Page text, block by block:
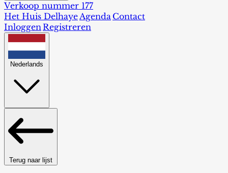
Verkoop nummer 177
Het Huis DelhayeAgenda Contact
InloggenRegistreren
Nederlands
Terug naar lijst